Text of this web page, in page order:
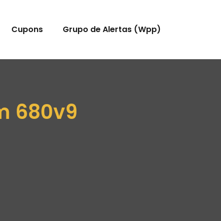
Cupons Grupo de Alertas (Wpp)
680v9